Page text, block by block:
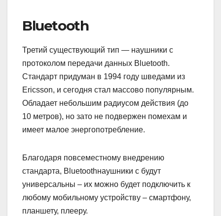
Bluetooth
Третий существующий тип — наушники с
протоколом передачи данных Bluetooth.
Стандарт придуман в 1994 году шведами из
Ericsson, и сегодня стал массово популярным.
Обладает небольшим радиусом действия (до
10 метров), но зато не подвержен помехам и
имеет малое энергопотребление.
Благодаря повсеместному внедрению
стандарта, Bluetoothнаушники с будут
универсальны – их можно будет подключить к
любому мобильному устройству – смартфону,
планшету, плееру.